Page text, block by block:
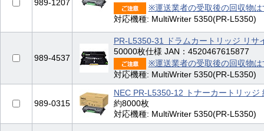
989-1207
※運送業者の受取後の回収物
対応機種: MultiWriter 5350(PR-L5350)
989-4537
PR-L5350-31 ドラムカートリッジ リサ
50000枚仕様 JAN：4520467615877
※運送業者の受取後の回収物
対応機種: MultiWriter 5350(PR-L5350)
989-0315
NEC PR-L5350-12 トナーカートリッジ
約8000枚
対応機種: MultiWriter 5350(PR-L5350)